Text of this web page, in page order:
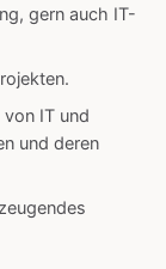
gern auch IT-
IT und
und deren